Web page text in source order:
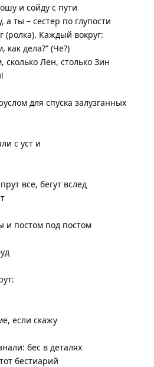
и сойду с пути
ты – сестер по глупости
(ролка). Каждый вокруг:
как дела?” (Че?)
Лен, столько Зин
для спуска залузганных
с уст и
все, бегут вслед
и постом под постом
если скажу
бес в деталях
бестиарий